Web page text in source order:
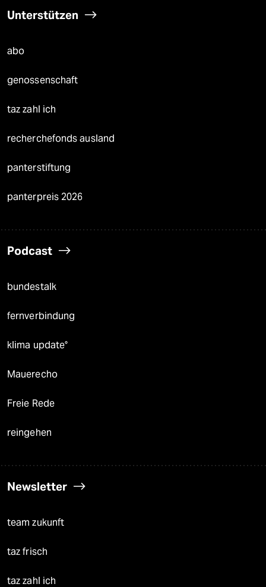
Unterstützen
abo
genossenschaft
taz zahl ich
recherchefonds ausland
panterstiftung
panterpreis 2026
Podcast
bundestalk
fernverbindung
klima update°
Mauerecho
Freie Rede
reingehen
Newsletter
team zukunft
taz frisch
taz zahl ich